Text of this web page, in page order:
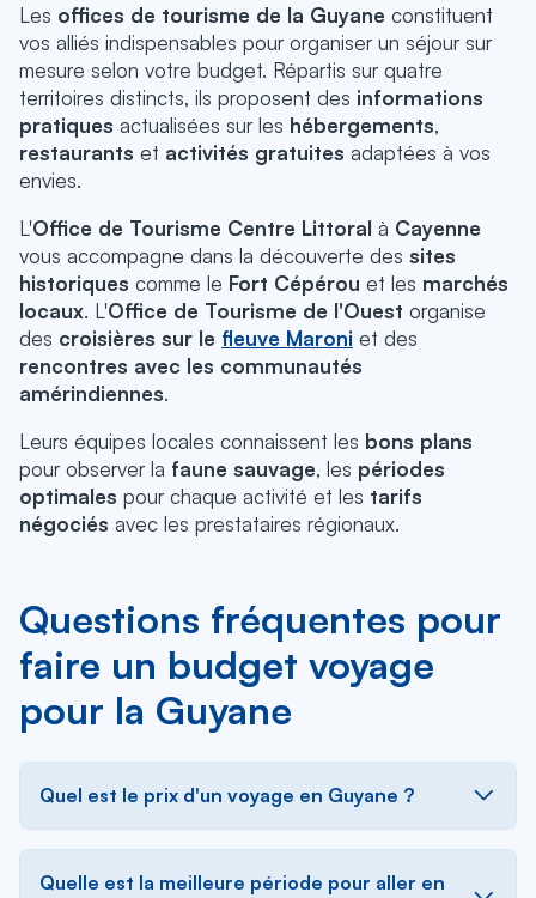
Les offices de tourisme de la Guyane constituent
vos alliés indispensables pour organiser un séjour sur
mesure selon votre budget. Répartis sur quatre
territoires distincts, ils proposent des informations
pratiques actualisées sur les hébergements,
restaurants et activités gratuites adaptées à vos
envies.
L'Office de Tourisme Centre Littoral à Cayenne
vous accompagne dans la découverte des sites
historiques comme le Fort Cépérou et les marchés
locaux. L'Office de Tourisme de l'Ouest organise
des croisières sur le fleuve Maroni et des
rencontres avec les communautés
amérindiennes.
Leurs équipes locales connaissent les bons plans
pour observer la faune sauvage, les périodes
optimales pour chaque activité et les tarifs
négociés avec les prestataires régionaux.
Questions fréquentes pour
faire un budget voyage
pour la Guyane
Quel est le prix d'un voyage en Guyane ?
Quelle est la meilleure période pour aller en